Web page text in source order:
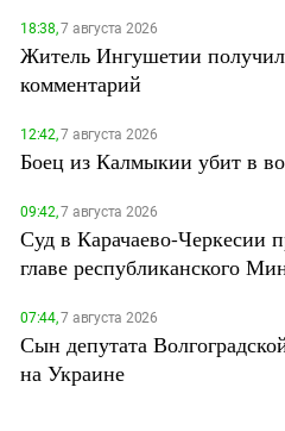
18:38,7 августа 2026
Житель Ингушетии получил
комментарий
12:42,7 августа 2026
Боец из Калмыкии убит в
09:42,7 августа 2026
Суд в Карачаево-Черкесии
главе республиканского
07:44,7 августа 2026
Сын депутата
на Украине